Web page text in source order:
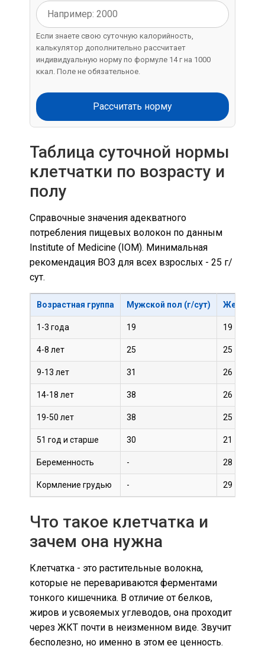
Если знаете свою суточную калорийность,
калькулятор дополнительно рассчитает
индивидуальную норму по формуле 14 г на 1000
ккал. Поле не обязательное.
Рассчитать норму
Таблица суточной нормы
клетчатки по возрасту и
полу
Справочные значения адекватного
потребления пищевых волокон по данным
Institute of Medicine (IOM). Минимальная
рекомендация ВОЗ для всех взрослых - 25 г/
сут.
Возрастная группа Мужской пол (г/сут) Женский
1-3 года 19 19
4-8 лет 25 25
9-13 лет 31 26
14-18 лет 38 26
19-50 лет 38 25
51 год и старше 30 21
Беременность - 28
Кормление грудью - 29
Что такое клетчатка и
зачем она нужна
Клетчатка - это растительные волокна,
которые не перевариваются ферментами
тонкого кишечника. В отличие от белков,
жиров и усвояемых углеводов, она проходит
через ЖКТ почти в неизменном виде. Звучит
бесполезно, но именно в этом ее ценность.